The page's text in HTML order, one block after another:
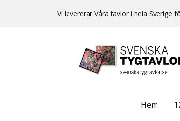
Vi levererar Våra tavlor i hela Sverige
Hem